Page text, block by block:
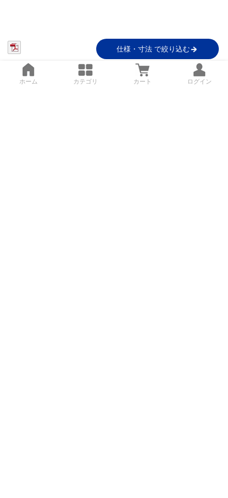
仕様・寸法 で絞り込む
ホーム カテゴリ カート ログイン